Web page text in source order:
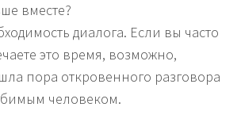
вместе?
диалога. Если вы часто
это время, возможно,
пора откровенного разговора
человеком.